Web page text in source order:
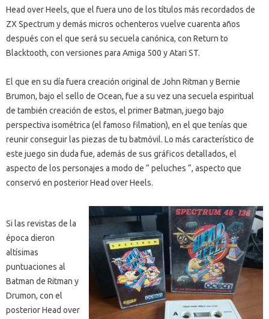
Head over Heels, que el fuera uno de los títulos más recordados de
ZX Spectrum y demás micros ochenteros vuelve cuarenta años
después con el que será su secuela canónica, con Return to
Blacktooth, con versiones para Amiga 500 y Atari ST.
El que en su día fuera creación original de John Ritman y Bernie
Brumon, bajo el sello de Ocean, fue a su vez una secuela espiritual
de también creación de estos, el primer Batman, juego bajo
perspectiva isométrica (el famoso filmation), en el que tenías que
reunir conseguir las piezas de tu batmóvil. Lo más característico de
este juego sin duda fue, además de sus gráficos detallados, el
aspecto de los personajes a modo de “ peluches “, aspecto que
conservó en posterior Head over Heels.
Si las revistas de la
época dieron
altísimas
puntuaciones al
Batman de Ritman y
Drumon, con el
posterior Head over